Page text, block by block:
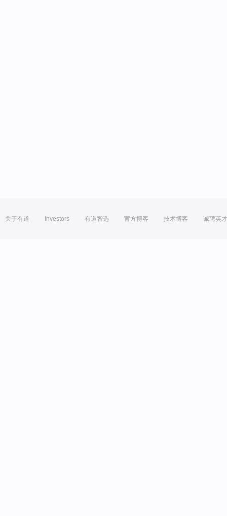
关于有道 Investors 有道智选 官方博客 技术博客 诚聘英才